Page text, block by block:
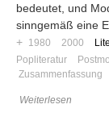
bedeutet, und
sinngemäß eine
+ 1980 2000
Popliteratur
Zusammenfassung
Weiterlesen